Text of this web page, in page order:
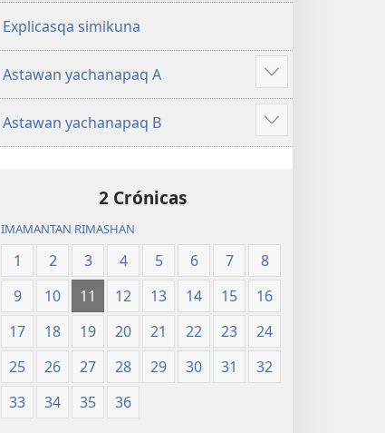
Explicasqa simikuna
Astawan yachanapaq A
Mostrar
más
Astawan yachanapaq B
Mostrar
más
2 Crónicas
IMAMANTAN RIMASHAN
1 2 3 4 5 6 7
8
9
10 11 12 13 14 15
16
17
18 19 20 21 22 23
24
25
26 27 28 29 30 31
32
33
34 35 36